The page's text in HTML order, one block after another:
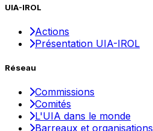
UIA-IROL
Actions
Présentation UIA-IROL
Réseau
Commissions
Comités
L'UIA dans le monde
Barreaux et organisations